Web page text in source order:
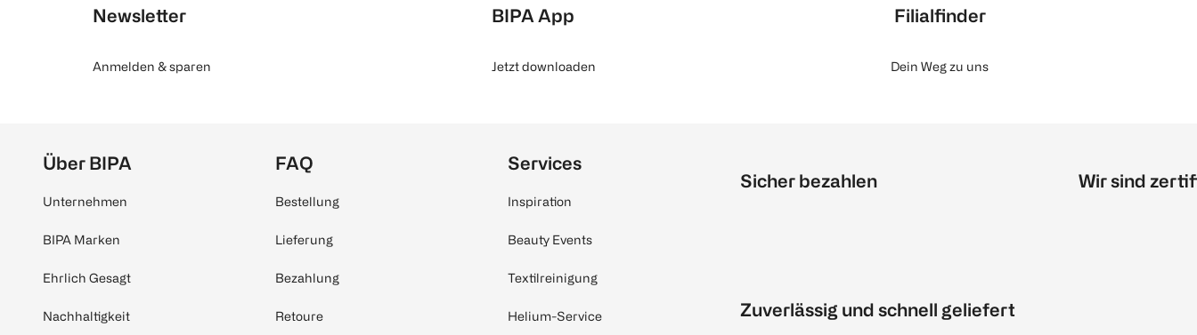
Newsletter
Anmelden & sparen
BIPA App
Jetzt downloaden
Filialfinder
Dein Weg zu uns
Über BIPA
Unternehmen
BIPA Marken
Ehrlich Gesagt
Nachhaltigkeit
FAQ
Bestellung
Lieferung
Bezahlung
Retoure
Services
Inspiration
Beauty Events
Textilreinigung
Helium-Service
Sicher bezahlen
Zuverlässig und schnell geliefert
Wir sind